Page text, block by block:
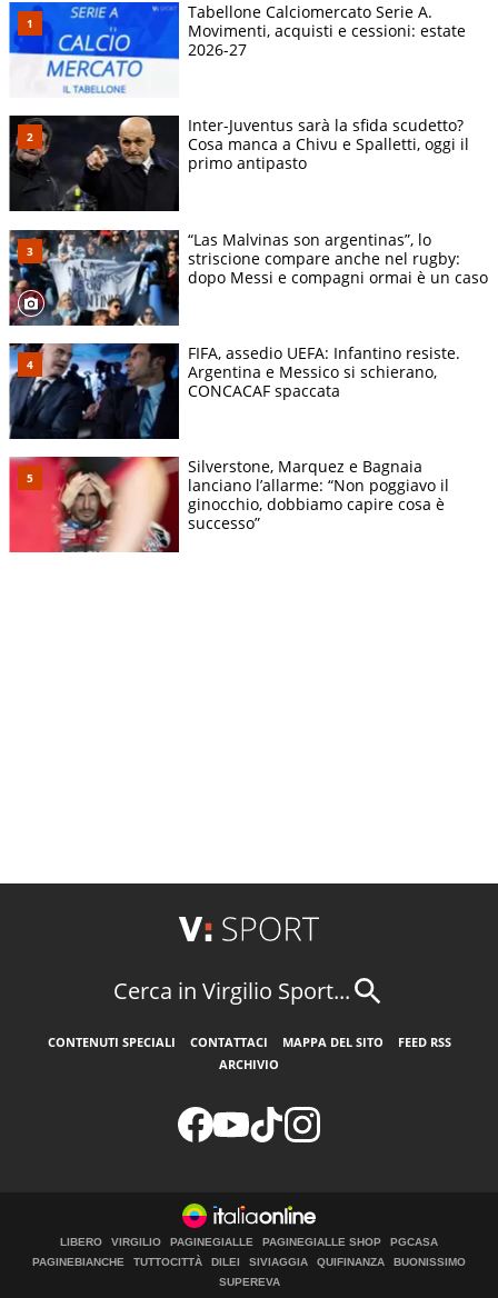
Tabellone Calciomercato Serie A.
Movimenti, acquisti e cessioni: estate
2026-27
Inter-Juventus sarà la sfida scudetto?
Cosa manca a Chivu e Spalletti, oggi il
primo antipasto
“Las Malvinas son argentinas”, lo
striscione compare anche nel rugby:
dopo Messi e compagni ormai è un caso
FIFA, assedio UEFA: Infantino resiste.
Argentina e Messico si schierano,
CONCACAF spaccata
Silverstone, Marquez e Bagnaia
lanciano l’allarme: “Non poggiavo il
ginocchio, dobbiamo capire cosa è
successo”
Cerca in Virgilio Sport...
CONTENUTI SPECIALI CONTATTACI MAPPA DEL SITO
FEED RSS
ARCHIVIO
LIBERO VIRGILIO PAGINEGIALLE PAGINEGIALLE SHOP
PGCASA
PAGINEBIANCHE
TUTTOCITTÀ DILEI SIVIAGGIA QUIFINANZA
BUONISSIMO
SUPEREVA